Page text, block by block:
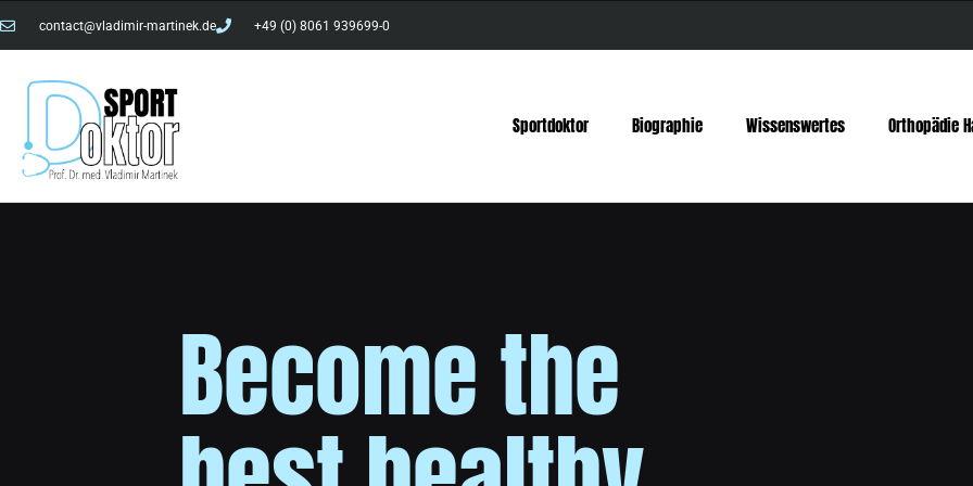
contact@vladimir-martinek.de +49 (0) 8061 939699-0
Sportdoktor Biographie Wissenswertes Orthopädie
Become the